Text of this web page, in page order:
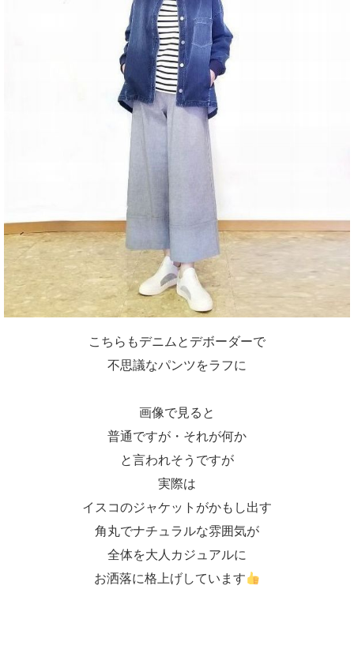
こちらもデニムとデボーダーで
不思議なパンツをラフに
画像で見ると
普通ですが・それが何か
と言われそうですが
実際は
イスコのジャケットがかもし出す
角丸でナチュラルな雰囲気が
全体を大人カジュアルに
お洒落に格上げしています